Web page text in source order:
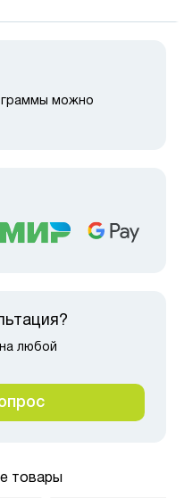
можно
любой
товары